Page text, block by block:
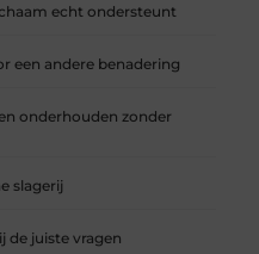
echt ondersteunt
een andere benadering
onderhouden zonder
slagerij
de juiste vragen